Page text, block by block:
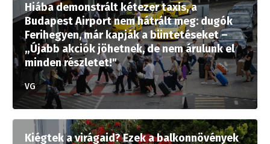
Hiába demonstrált kétezer taxis, a
Budapest Airport nem hátrált meg: dugók
Ferihegyen, már kapják a büntetéseket –
„Újabb akciók jöhetnek, de nem árulunk el
minden részletet!"
VG
Kiégtek a virágaid? Ezek a balkonnövények